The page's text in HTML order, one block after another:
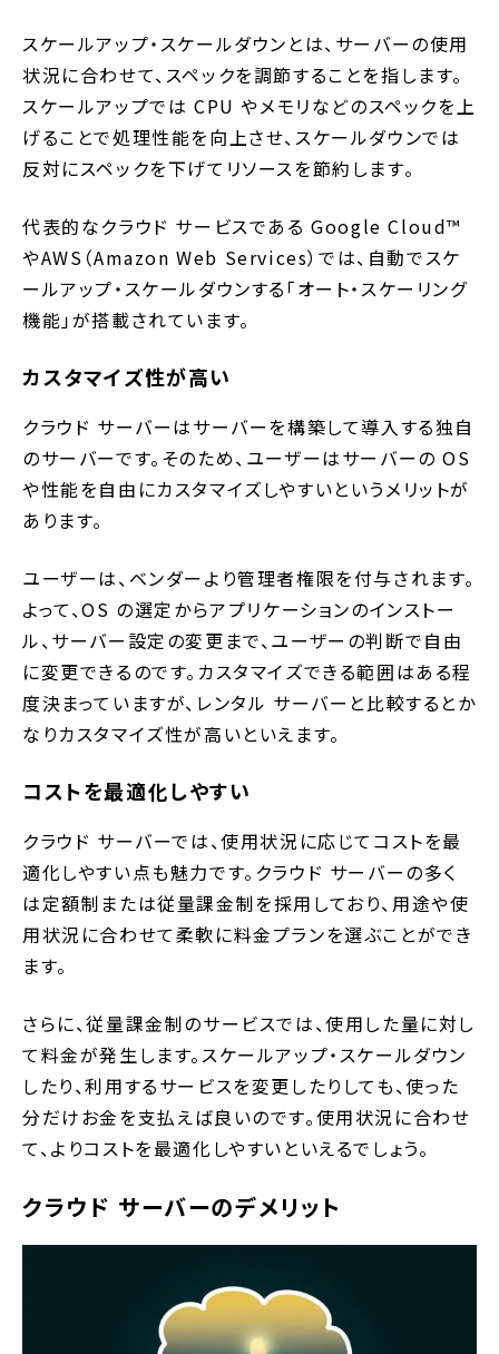
スケールアップ・スケールダウンとは、サーバーの使用
状況に合わせて、スペックを調節することを指します。
スケールアップでは CPU やメモリなどのスペックを上
げることで処理性能を向上させ、スケールダウンでは
反対にスペックを下げてリソースを節約します。
代表的なクラウド サービスである Google Cloud™
やAWS（Amazon Web Services）では、自動でスケ
ールアップ・スケールダウンする「オート・スケーリング
機能」が搭載されています。
カスタマイズ性が高い
クラウド サーバーはサーバーを構築して導入する独自
のサーバーです。そのため、ユーザーはサーバーの OS
や性能を自由にカスタマイズしやすいというメリットが
あります。
ユーザーは、ベンダーより管理者権限を付与されます。
よって、OS の選定からアプリケーションのインストー
ル、サーバー設定の変更まで、ユーザーの判断で自由
に変更できるのです。カスタマイズできる範囲はある程
度決まっていますが、レンタル サーバーと比較するとか
なりカスタマイズ性が高いといえます。
コストを最適化しやすい
クラウド サーバーでは、使用状況に応じてコストを最
適化しやすい点も魅力です。クラウド サーバーの多く
は定額制または従量課金制を採用しており、用途や使
用状況に合わせて柔軟に料金プランを選ぶことができ
ます。
さらに、従量課金制のサービスでは、使用した量に対し
て料金が発生します。スケールアップ・スケールダウン
したり、利用するサービスを変更したりしても、使った
分だけお金を支払えば良いのです。使用状況に合わせ
て、よりコストを最適化しやすいといえるでしょう。
クラウド サーバーのデメリット